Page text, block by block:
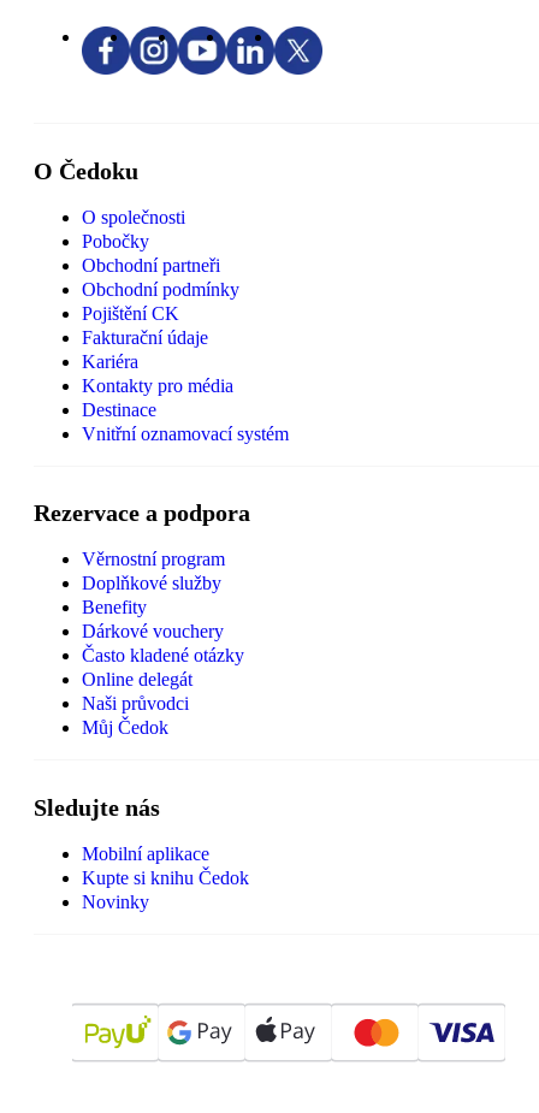
O Čedoku
O společnosti
Pobočky
Obchodní partneři
Obchodní podmínky
Pojištění CK
Fakturační údaje
Kariéra
Kontakty pro média
Destinace
Vnitřní oznamovací systém
Rezervace a podpora
Věrnostní program
Doplňkové služby
Benefity
Dárkové vouchery
Často kladené otázky
Online delegát
Naši průvodci
Můj Čedok
Sledujte nás
Mobilní aplikace
Kupte si knihu Čedok
Novinky